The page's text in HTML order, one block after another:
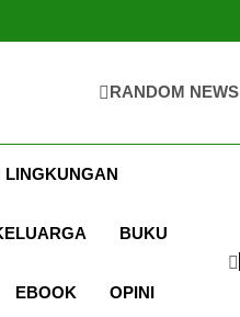
RANDOM NEWS
LINGKUNGAN
BUKU
EBOOK OPINI